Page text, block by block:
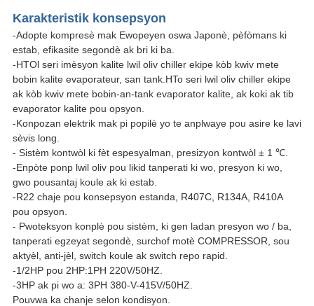
Karakteristik konsepsyon
-Adopte kompresè mak Ewopeyen oswa Japonè, pèfòmans ki
estab, efikasite segondè ak bri ki ba.
-HTOl seri imèsyon kalite lwil oliv chiller ekipe kòb kwiv mete
bobin kalite evaporateur, san tank.HTo seri lwil oliv chiller ekipe
ak kòb kwiv mete bobin-an-tank evaporator kalite, ak koki ak tib
evaporator kalite pou opsyon.
-Konpozan elektrik mak pi popilè yo te anplwaye pou asire ke lavi
sèvis long.
- Sistèm kontwòl ki fèt espesyalman, presizyon kontwòl ± 1 ℃.
-Enpòte ponp lwil oliv pou likid tanperati ki wo, presyon ki wo,
gwo pousantaj koule ak ki estab.
-R22 chaje pou konsepsyon estanda, R407C, R134A, R410A
pou opsyon.
- Pwoteksyon konplè pou sistèm, ki gen ladan presyon wo / ba,
tanperati egzeyat segondè, surchof motè COMPRESSOR, sou
aktyèl, anti-jèl, switch koule ak switch repo rapid.
-1/2HP pou 2HP:1PH 220V/50HZ.
-3HP ak pi wo a: 3PH 380-V-415V/50HZ.
Pouvwa ka chanje selon kondisyon.